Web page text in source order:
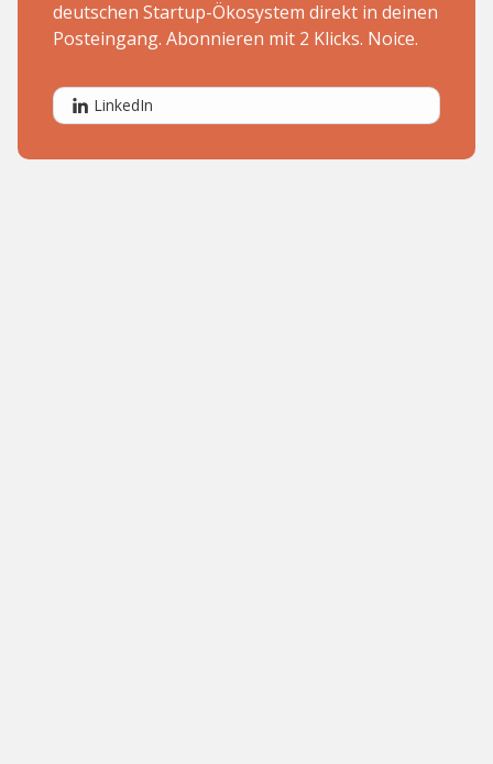
deutschen Startup-Ökosystem direkt in deinen
Posteingang. Abonnieren mit 2 Klicks. Noice.
LinkedIn